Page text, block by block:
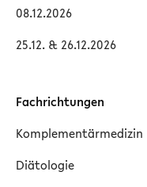
08.12.2026
25.12. & 26.12.2026
Fachrichtungen
Komplementärmedizin
Diätologie